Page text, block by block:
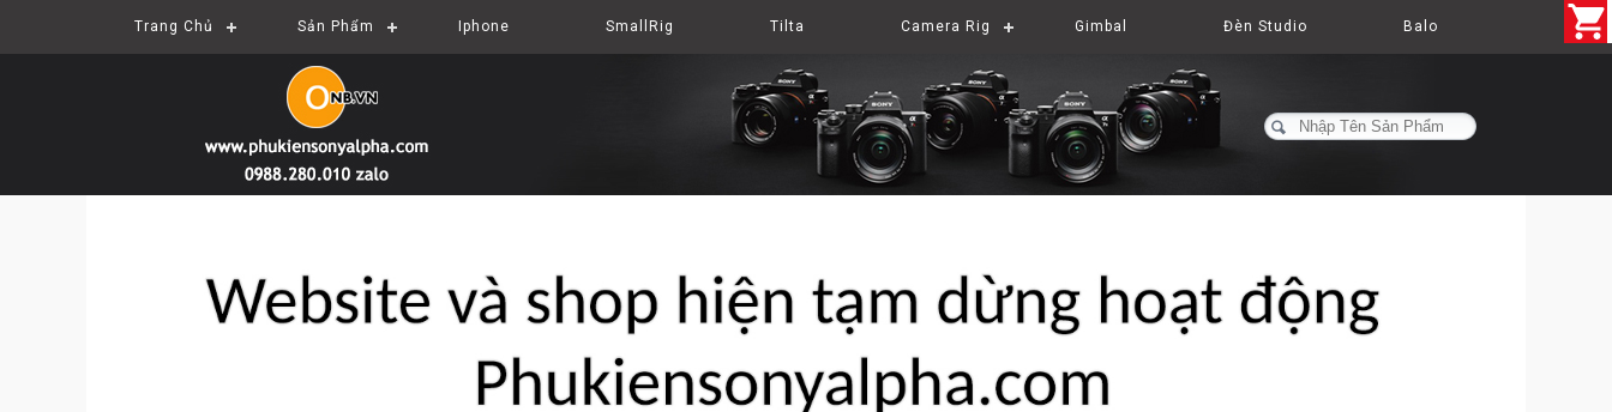
Trang Chủ Sản Phẩm Iphone SmallRig Tilta Camera Rig Gimbal Đèn Studio Balo